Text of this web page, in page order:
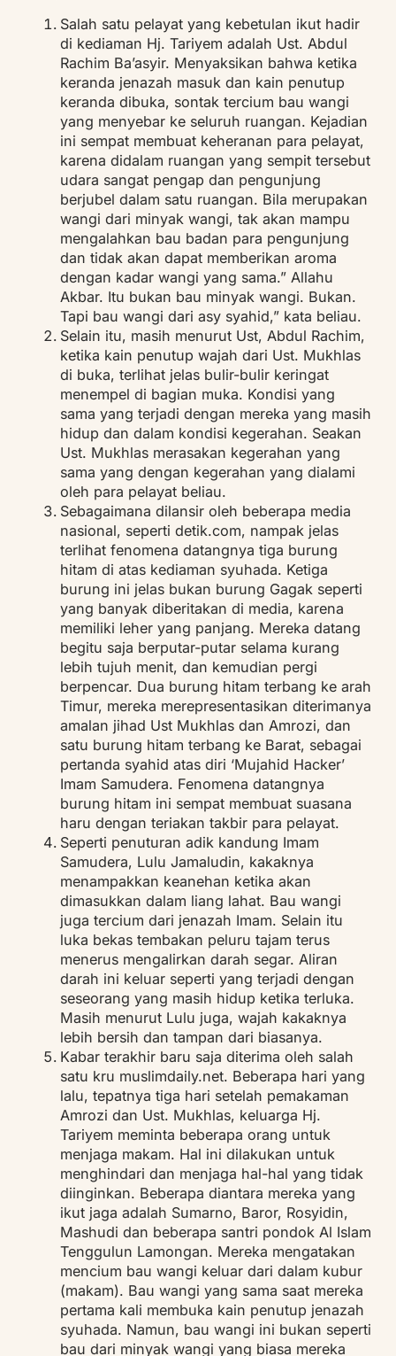
Salah satu pelayat yang kebetulan ikut hadir
di kediaman Hj. Tariyem adalah Ust. Abdul
Rachim Ba’asyir. Menyaksikan bahwa ketika
keranda jenazah masuk dan kain penutup
keranda dibuka, sontak tercium bau wangi
yang menyebar ke seluruh ruangan. Kejadian
ini sempat membuat keheranan para pelayat,
karena didalam ruangan yang sempit tersebut
udara sangat pengap dan pengunjung
berjubel dalam satu ruangan. Bila merupakan
wangi dari minyak wangi, tak akan mampu
mengalahkan bau badan para pengunjung
dan tidak akan dapat memberikan aroma
dengan kadar wangi yang sama.” Allahu
Akbar. Itu bukan bau minyak wangi. Bukan.
Tapi bau wangi dari asy syahid,” kata beliau.
Selain itu, masih menurut Ust, Abdul Rachim,
ketika kain penutup wajah dari Ust. Mukhlas
di buka, terlihat jelas bulir-bulir keringat
menempel di bagian muka. Kondisi yang
sama yang terjadi dengan mereka yang masih
hidup dan dalam kondisi kegerahan. Seakan
Ust. Mukhlas merasakan kegerahan yang
sama yang dengan kegerahan yang dialami
oleh para pelayat beliau.
Sebagaimana dilansir oleh beberapa media
nasional, seperti detik.com, nampak jelas
terlihat fenomena datangnya tiga burung
hitam di atas kediaman syuhada. Ketiga
burung ini jelas bukan burung Gagak seperti
yang banyak diberitakan di media, karena
memiliki leher yang panjang. Mereka datang
begitu saja berputar-putar selama kurang
lebih tujuh menit, dan kemudian pergi
berpencar. Dua burung hitam terbang ke arah
Timur, mereka merepresentasikan diterimanya
amalan jihad Ust Mukhlas dan Amrozi, dan
satu burung hitam terbang ke Barat, sebagai
pertanda syahid atas diri ‘Mujahid Hacker’
Imam Samudera. Fenomena datangnya
burung hitam ini sempat membuat suasana
haru dengan teriakan takbir para pelayat.
Seperti penuturan adik kandung Imam
Samudera, Lulu Jamaludin, kakaknya
menampakkan keanehan ketika akan
dimasukkan dalam liang lahat. Bau wangi
juga tercium dari jenazah Imam. Selain itu
luka bekas tembakan peluru tajam terus
menerus mengalirkan darah segar. Aliran
darah ini keluar seperti yang terjadi dengan
seseorang yang masih hidup ketika terluka.
Masih menurut Lulu juga, wajah kakaknya
lebih bersih dan tampan dari biasanya.
Kabar terakhir baru saja diterima oleh salah
satu kru muslimdaily.net. Beberapa hari yang
lalu, tepatnya tiga hari setelah pemakaman
Amrozi dan Ust. Mukhlas, keluarga Hj.
Tariyem meminta beberapa orang untuk
menjaga makam. Hal ini dilakukan untuk
menghindari dan menjaga hal-hal yang tidak
diinginkan. Beberapa diantara mereka yang
ikut jaga adalah Sumarno, Baror, Rosyidin,
Mashudi dan beberapa santri pondok Al Islam
Tenggulun Lamongan. Mereka mengatakan
mencium bau wangi keluar dari dalam kubur
(makam). Bau wangi yang sama saat mereka
pertama kali membuka kain penutup jenazah
syuhada. Namun, bau wangi ini bukan seperti
bau dari minyak wangi yang biasa mereka